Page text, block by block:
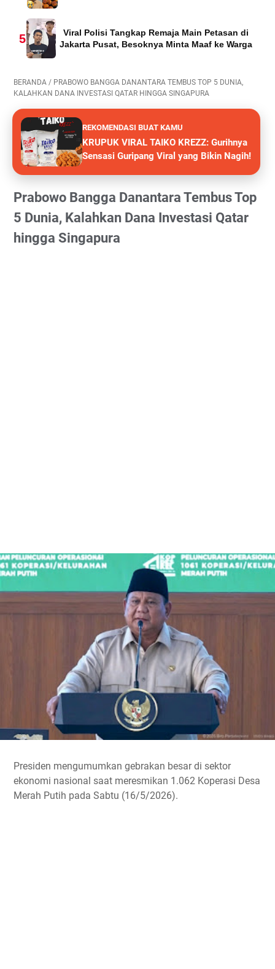
5
Viral Polisi Tangkap Remaja Main Petasan di
Jakarta Pusat, Besoknya Minta Maaf ke Warga
BERANDA / PRABOWO BANGGA DANANTARA TEMBUS TOP 5 DUNIA,
KALAHKAN DANA INVESTASI QATAR HINGGA SINGAPURA
REKOMENDASI BUAT KAMU
KRUPUK VIRAL TAIKO KREZZ: Gurihnya
Sensasi Guripang Viral yang Bikin Nagih!
Prabowo Bangga Danantara Tembus Top
5 Dunia, Kalahkan Dana Investasi Qatar
hingga Singapura
Presiden mengumumkan gebrakan besar di sektor
ekonomi nasional saat meresmikan 1.062 Koperasi Desa
Merah Putih pada Sabtu (16/5/2026).